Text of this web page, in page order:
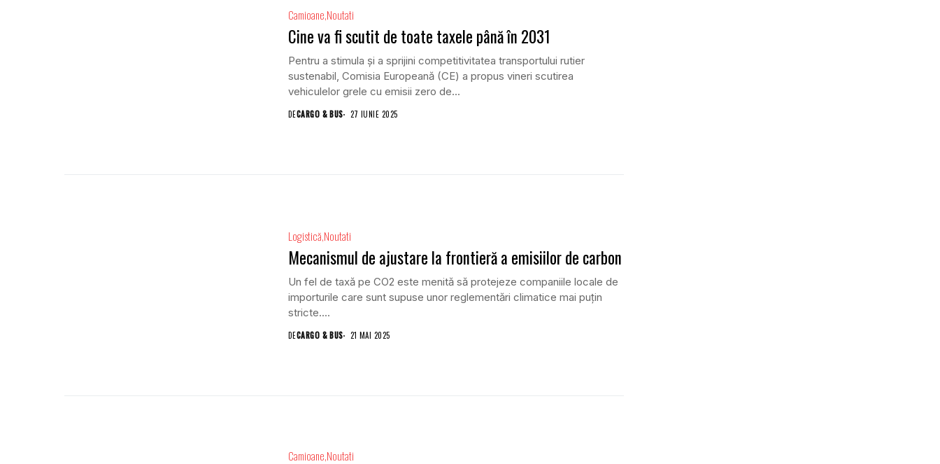
Camioane Noutati
Cine va fi scutit de toate taxele până în 2031
Pentru a stimula şi a sprijini competitivitatea transportului rutier
sustenabil, Comisia Europeană (CE) a propus vineri scutirea
vehiculelor grele cu emisii zero de...
DECARGO & BUS 27 IUNIE 2025
Logistică Noutati
Mecanismul de ajustare la frontieră a emisiilor de carbon
Un fel de taxă pe CO2 este menită să protejeze companiile locale de
importurile care sunt supuse unor reglementări climatice mai puțin
stricte....
DECARGO & BUS 21 MAI 2025
Camioane Noutati